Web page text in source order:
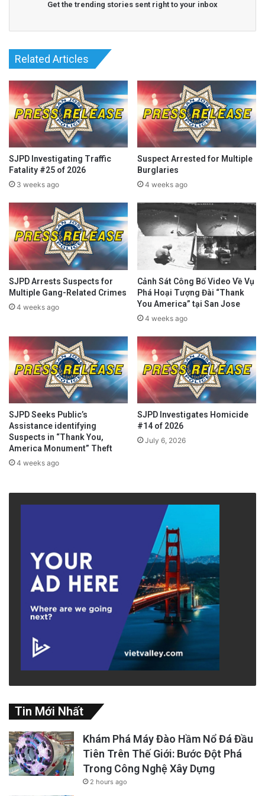
Get the trending stories sent right to your inbox
Related Articles
SJPD Investigating Traffic
Fatality #25 of 2026
3 weeks ago
Suspect Arrested for Multiple
Burglaries
4 weeks ago
SJPD Arrests Suspects for
Multiple Gang-Related Crimes
4 weeks ago
Cảnh Sát Công Bố Video Về Vụ
Phá Hoại Tượng Đài “Thank
You America” tại San Jose
4 weeks ago
SJPD Seeks Public’s
Assistance identifying
Suspects in “Thank You,
America Monument” Theft
4 weeks ago
SJPD Investigates Homicide
#14 of 2026
July 6, 2026
Tin Mới Nhất
Khám Phá Máy Đào Hầm Nổ Đá Đầu
Tiên Trên Thế Giới: Bước Đột Phá
Trong Công Nghệ Xây Dựng
2 hours ago